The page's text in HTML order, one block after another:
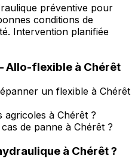
préventive pour
conditions de
Intervention planifiée
Allo-flexible à Chérêt
un flexible à Chérêt
agricoles à Chérêt ?
de panne à Chérêt ?
à Chérêt?